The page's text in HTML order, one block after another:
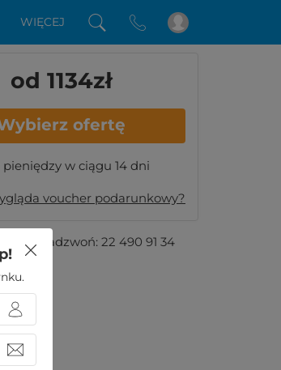
WIĘCEJ
od 1134zł
ofertę
w ciągu 14 dni
voucher podarunkowy?
Zadzwoń: 22 490 91 34